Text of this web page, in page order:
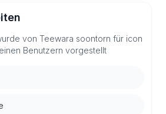
von Teewara soontorn für icon
Benutzern vorgestellt